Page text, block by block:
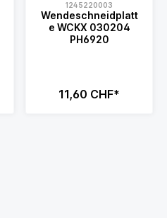
1245220003
Wendeschneidplatt
e WCKX 030204
PH6920
11,60 CHF*